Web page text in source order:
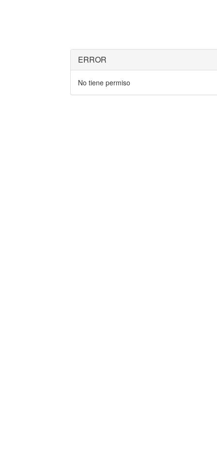
ERROR
No tiene permiso